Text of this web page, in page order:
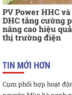
PV Power HHC
DHC tăng cường
nâng cao hiệu
thị trường điện
TIN MỚI HƠN
Cụm phối hợp hoạt